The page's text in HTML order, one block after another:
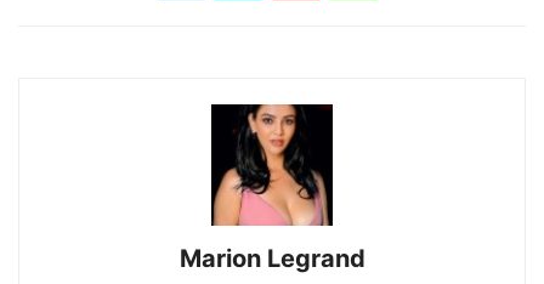
Marion Legrand